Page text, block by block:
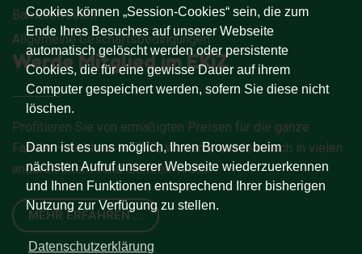
Cookies können „Session-Cookies“ sein, die zum
Ende Ihres Besuches auf unserer Webseite
automatisch gelöscht werden oder persistente
Cookies, die für eine gewisse Dauer auf ihrem
Computer gespeichert werden, sofern Sie diese nicht
löschen.
Dann ist es uns möglich, Ihren Browser beim
nächsten Aufruf unserer Webseite wiederzuerkennen
und Ihnen Funktionen entsprechend Ihrer bisherigen
Nutzung zur Verfügung zu stellen.
Datenschutzerklärung
Barrierefreiheit
Allgemeine Geschäftsbedingungen
Werde Mitglied im EKiZ
Profitieren Sie von ermäßigten Preisen für die ganze
Familie – nicht nur im EKiZ Wattens, sondern auch in vielen
anderen Eltern-Kind-Zentren Tirols.
MEHR ERFAHREN ...